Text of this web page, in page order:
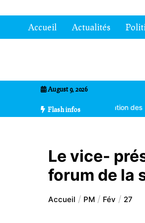
au
contenuAccueil Actualités
August 9, 2026
Flash infos
formés à la vulgarisation des plans
Le vice-
forum de la
Accueil PM Fév 27